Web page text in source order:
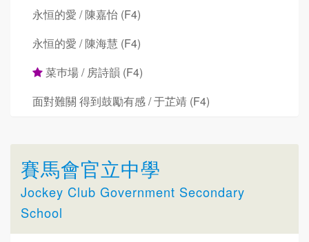
永恒的愛 / 陳嘉怡 (F4)
永恒的愛 / 陳海慧 (F4)
菜巿場 / 房詩韻 (F4)
面對難關 得到鼓勵有感 / 于芷靖 (F4)
賽馬會官立中學
Jockey Club Government Secondary
School